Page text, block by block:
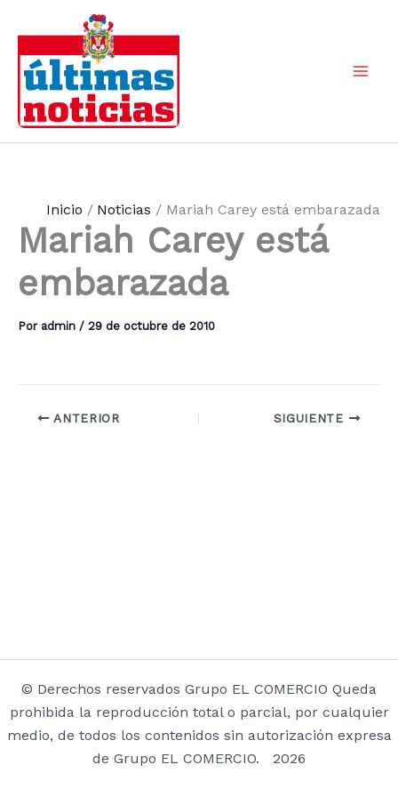
contenido
Inicio Noticias Mariah Carey está embarazada
Mariah Carey está
embarazada
Por admin / 29 de octubre de 2010
ANTERIOR SIGUIENTE
© Derechos reservados Grupo EL COMERCIO Queda
prohibida la reproducción total o parcial, por cualquier
medio, de todos los contenidos sin autorización expresa
de Grupo EL COMERCIO. 2026